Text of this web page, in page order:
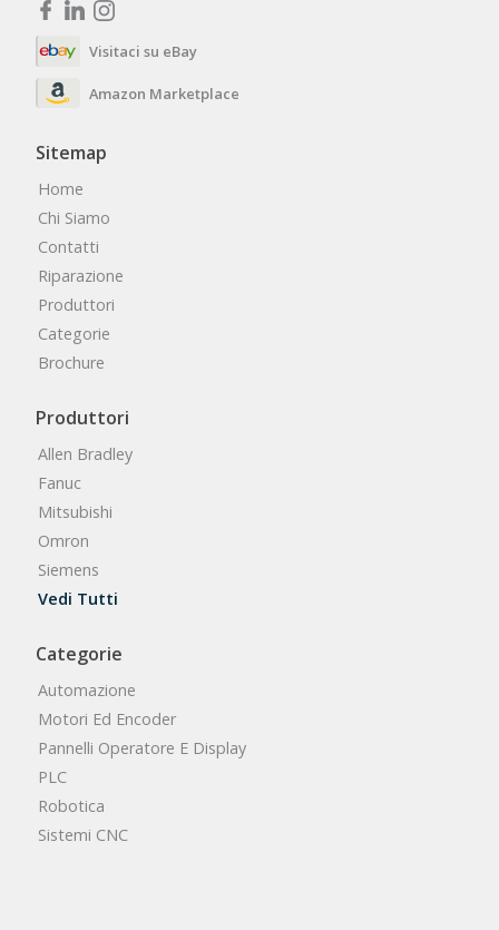
Visitaci su eBay
Amazon Marketplace
Sitemap
Home
Chi Siamo
Contatti
Riparazione
Produttori
Categorie
Brochure
Produttori
Allen Bradley
Fanuc
Mitsubishi
Omron
Siemens
Vedi Tutti
Categorie
Automazione
Motori Ed Encoder
Pannelli Operatore E Display
PLC
Robotica
Sistemi CNC